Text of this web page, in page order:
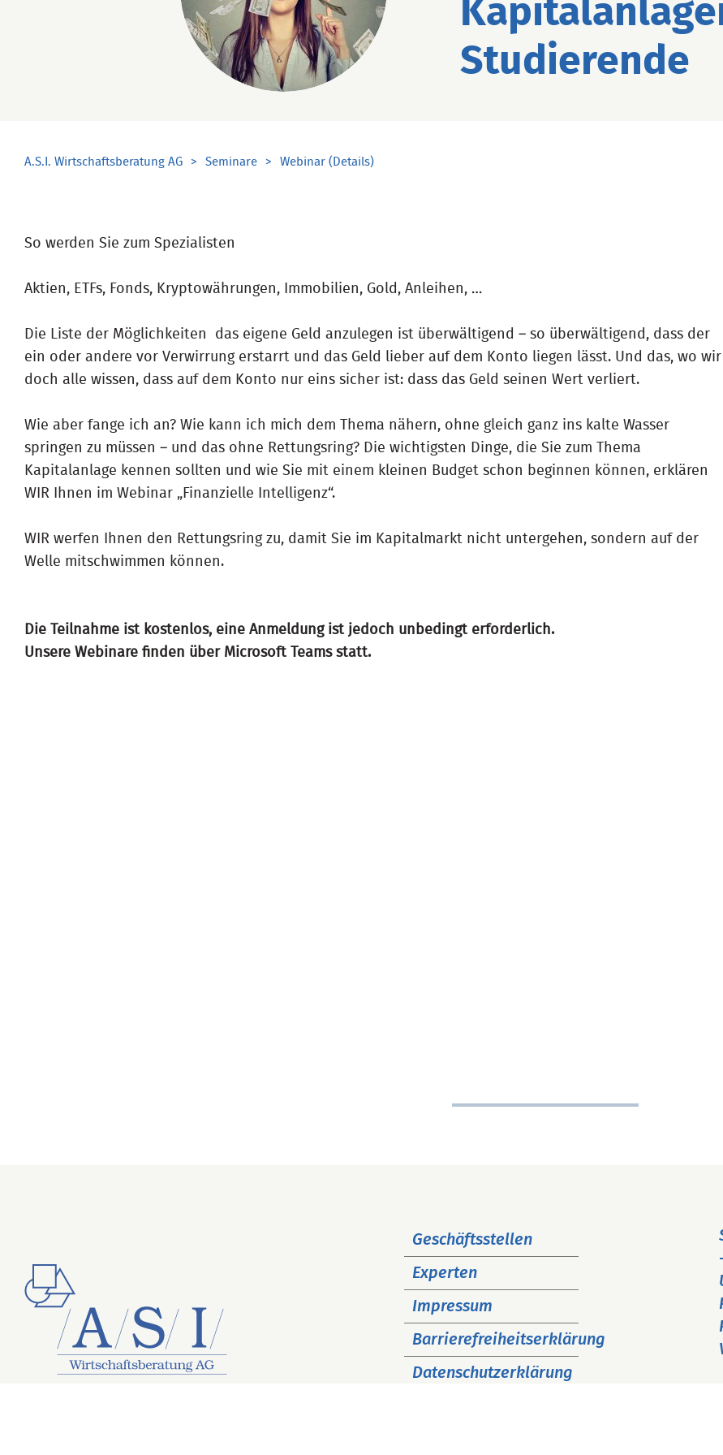
Studierende
A.S.I. Wirtschaftsberatung AG Seminare Webinar (Details)
So werden Sie zum Spezialisten
Aktien, ETFs, Fonds, Kryptowährungen, Immobilien, Gold, Anleihen, …
Die Liste der Möglichkeiten das eigene Geld anzulegen ist überwältigend – so überwältigend, dass der
ein oder andere vor Verwirrung erstarrt und das Geld lieber auf dem Konto liegen lässt. Und das, wo wir
doch alle wissen, dass auf dem Konto nur eins sicher ist: dass das Geld seinen Wert verliert.
Wie aber fange ich an? Wie kann ich mich dem Thema nähern, ohne gleich ganz ins kalte Wasser
springen zu müssen – und das ohne Rettungsring? Die wichtigsten Dinge, die Sie zum Thema
Kapitalanlage kennen sollten und wie Sie mit einem kleinen Budget schon beginnen können, erklären
WIR Ihnen im Webinar „Finanzielle Intelligenz“.
WIR werfen Ihnen den Rettungsring zu, damit Sie im Kapitalmarkt nicht untergehen, sondern auf der
Welle mitschwimmen können.
Die Teilnahme ist kostenlos, eine Anmeldung ist jedoch unbedingt erforderlich.
Unsere Webinare finden über Microsoft Teams statt.
überspringen
Geschäftsstellen
Experten
Impressum
Barrierefreiheitserklärung
Datenschutzerklärung